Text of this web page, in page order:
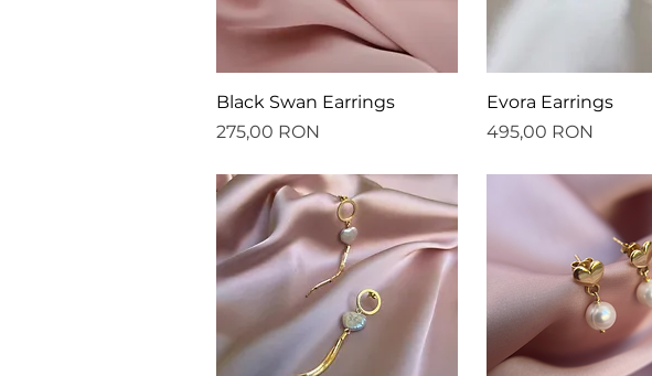
Afișare rapidă
Black Swan Earrings
Preț
275,00 RON
Afișare rapidă
Evora Earrings
Preț
495,00 RON